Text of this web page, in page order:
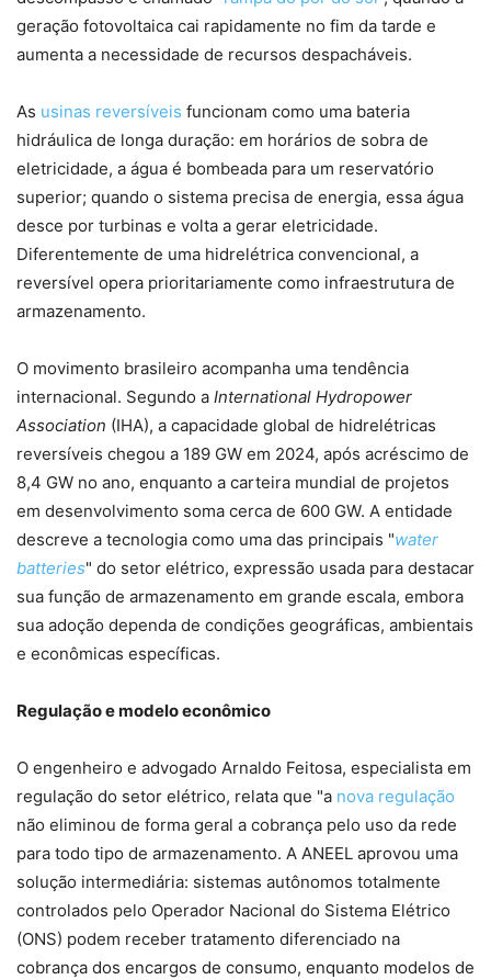
geração fotovoltaica cai rapidamente no fim da tarde e
aumenta a necessidade de recursos despacháveis.
As usinas reversíveis funcionam como uma bateria
hidráulica de longa duração: em horários de sobra de
eletricidade, a água é bombeada para um reservatório
superior; quando o sistema precisa de energia, essa água
desce por turbinas e volta a gerar eletricidade.
Diferentemente de uma hidrelétrica convencional, a
reversível opera prioritariamente como infraestrutura de
armazenamento.
O movimento brasileiro acompanha uma tendência
internacional. Segundo a International Hydropower
Association (IHA), a capacidade global de hidrelétricas
reversíveis chegou a 189 GW em 2024, após acréscimo de
8,4 GW no ano, enquanto a carteira mundial de projetos
em desenvolvimento soma cerca de 600 GW. A entidade
descreve a tecnologia como uma das principais "water
batteries" do setor elétrico, expressão usada para destacar
sua função de armazenamento em grande escala, embora
sua adoção dependa de condições geográficas, ambientais
e econômicas específicas.
Regulação e modelo econômico
O engenheiro e advogado Arnaldo Feitosa, especialista em
regulação do setor elétrico, relata que "a nova regulação
não eliminou de forma geral a cobrança pelo uso da rede
para todo tipo de armazenamento. A ANEEL aprovou uma
solução intermediária: sistemas autônomos totalmente
controlados pelo Operador Nacional do Sistema Elétrico
(ONS) podem receber tratamento diferenciado na
cobrança dos encargos de consumo, enquanto modelos de